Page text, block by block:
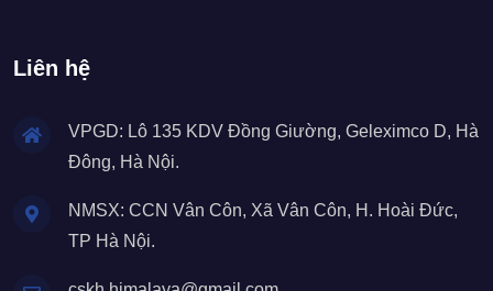
Liên hệ
VPGD: Lô 135 KDV Đồng Giường, Geleximco D, Hà
Đông, Hà Nội.
NMSX: CCN Vân Côn, Xã Vân Côn, H. Hoài Đức,
TP Hà Nội.